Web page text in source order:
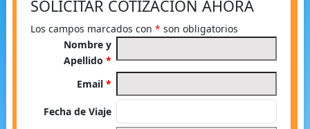
SOLICITAR COTIZACIÓN AHORA
Los campos marcados con * son obligatorios
Nombre y
Apellido*
Email*
Fecha de Viaje